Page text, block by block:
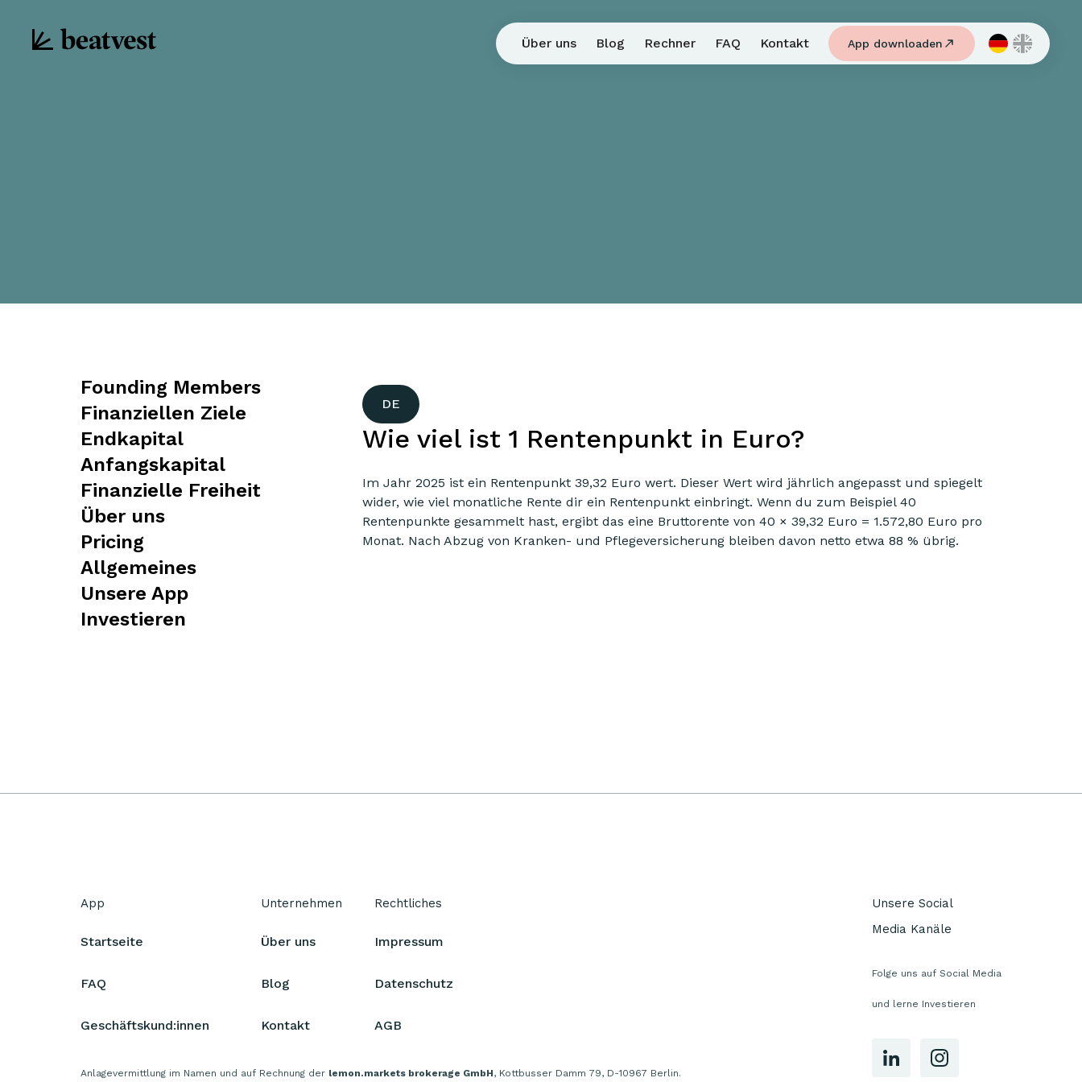
Über uns Blog Rechner FAQ Kontakt App downloaden
Founding Members
Finanziellen Ziele
Endkapital
Anfangskapital
Finanzielle Freiheit
Über uns
Pricing
Allgemeines
Unsere App
Investieren
DE
Wie viel ist 1 Rentenpunkt in Euro?
Im Jahr 2025 ist ein Rentenpunkt 39,32 Euro wert. Dieser Wert wird jährlich angepasst und spiegelt
wider, wie viel monatliche Rente dir ein Rentenpunkt einbringt. Wenn du zum Beispiel 40
Rentenpunkte gesammelt hast, ergibt das eine Bruttorente von 40 × 39,32 Euro = 1.572,80 Euro pro
Monat. Nach Abzug von Kranken- und Pflegeversicherung bleiben davon netto etwa 88 % übrig.
App
Startseite
FAQ
Geschäftskund:innen
Unternehmen
Über uns
Blog
Kontakt
Rechtliches
Impressum
Datenschutz
AGB
Anlagevermittlung im Namen und auf Rechnung der lemon.markets brokerage GmbH, Kottbusser Damm 79, D-10967 Berlin.
Unsere Social
Media Kanäle
Folge uns auf Social Media
und lerne Investieren